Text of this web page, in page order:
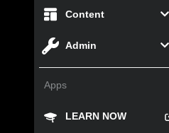
Content
Admin
Apps
LEARN NOW